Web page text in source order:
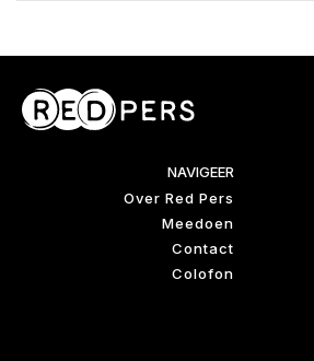
NAVIGEER
Over Red Pers
Meedoen
Contact
Colofon